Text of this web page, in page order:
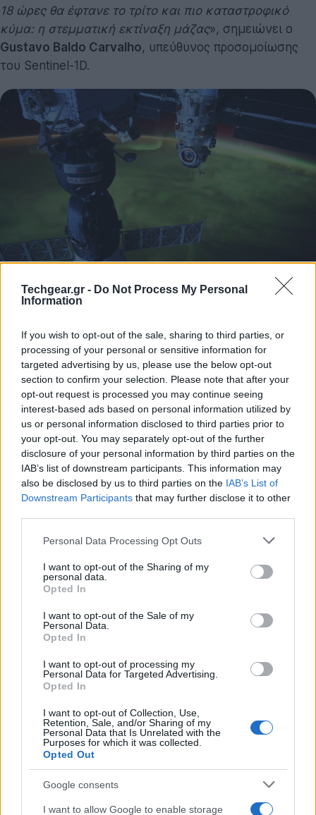
Techgear.gr - Do Not Process My Personal
Information
If you wish to opt-out of the sale, sharing to third parties, or
processing of your personal or sensitive information for
targeted advertising by us, please use the below opt-out
section to confirm your selection. Please note that after your
opt-out request is processed you may continue seeing
interest-based ads based on personal information utilized by
us or personal information disclosed to third parties prior to
your opt-out. You may separately opt-out of the further
disclosure of your personal information by third parties on the
IAB’s list of downstream participants. This information may
also be disclosed by us to third parties on the IAB’s List of
Downstream Participants that may further disclose it to other
Please note that this website/app uses one or more Google
not limited to your visit or usage behaviour. You may click to
grant or deny consent to Google and its third-party tags to
use your data for below specified purposes in below Google
consent section.
Personal Data Processing Opt Outs
I want to opt-out of the Sharing of my
personal data.
Opted In
I want to opt-out of the Sale of my
Personal Data.
Opted In
I want to opt-out of processing my
Personal Data for Targeted Advertising.
Opted In
I want to opt-out of Collection, Use,
Retention, Sale, and/or Sharing of my
Personal Data that Is Unrelated with the
Purposes for which it was collected.
Opted Out
Google consents
I want to allow Google to enable storage
18 ώρες θα έφτανε το τρίτο και πιο καταστροφικό
κύμα: η στεμματική εκτίναξη μάζας», σημειώνει ο
Gustavo Baldo Carvalho, υπεύθυνος προσομοίωσης
του Sentinel-1D.
Δεκαπέντε ώρες μετά, η Γη δέχεται το πιο βίαιο
ένα σύννεφο πλάσματος με φορτισμένα σωματίδια
που ταξιδεύουν με ταχύτητα έως 2.000 χιλιόμετρα το
δευτερόλεπτο— συγκρούεται με τον μαγνητικό φλοιό
του πλανήτη, προκαλώντας παγκόσμια γεωμαγνητική
Στο έδαφος, εντυπωσιακές αύρες φωτίζουν τον
ουρανό μέχρι και τη Σικελία, αλλά ταυτόχρονα τα
ηλεκτρικά δίκτυα καταρρέουν και οι γραμμές
μεταφοράς υπερφορτώνονται από τεράστια ηλεκτρικά
διατηρήσουν την τροχιά τους καθώς η ατμόσφαιρα
διογκώνεται, αυξάνοντας την τριβή έως και κατά
Ένα τέτοιο φαινόμενο δεν θα προκαλούσε μόνο
αυξημένο κίνδυνο συγκρούσεων με διαστημικά
δορυφόρων λόγω της κατανάλωσης καυσίμων για τη
διόρθωση τροχιάς
στον ESA.